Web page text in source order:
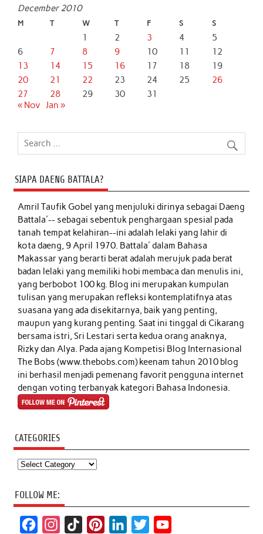
December 2010
M T W T F S S
1 2 3 4
5
6
7 8 9 10 11
12
13
14 15 16 17 18
19
20
21 22 23 24 25
26
27
28 29 30
31
« Nov Jan »
SIAPA DAENG BATTALA?
Amril Taufik Gobelyang menjuluki dirinya sebagai Daeng
Battala'-- sebagai sebentuk penghargaan spesial pada
tanah tempat kelahiran--ini adalah lelaki yang lahir di
kota daeng, 9 April 1970. Battala' dalam Bahasa
Makassar yang berarti berat adalah merujuk pada berat
badan lelaki yang memiliki hobi membaca dan menulis ini,
yang berbobot 100 kg. Blog ini merupakan kumpulan
tulisan yang merupakan refleksi kontemplatifnya atas
suasana yang ada disekitarnya, baik yang penting,
maupun yang kurang penting. Saat ini tinggal di Cikarang
bersama istri, Sri Lestari serta kedua orang anaknya,
Rizky dan Alya. Pada ajang Kompetisi Blog Internasional
The Bobs (www.thebobs.com) keenam tahun 2010 blog
ini berhasil menjadi pemenang favorit pengguna internet
dengan voting terbanyak kategori Bahasa Indonesia.
CATEGORIES
Categories
FOLLOW ME: